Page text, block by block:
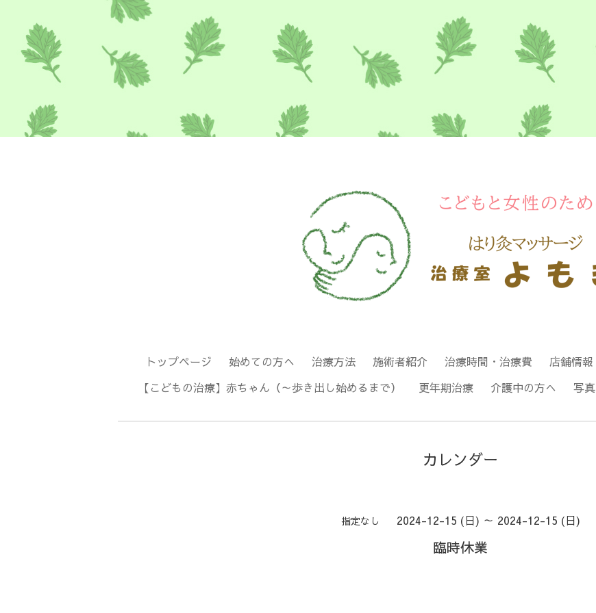
トップページ 始めての方へ 治療方法 施術者紹介 治療時間・治療費 店舗情報
【こどもの治療】赤ちゃん（～歩き出し始めるまで）
更年期治療 介護中の方へ 写真
カレンダー
指定なし 2024-12-15 (日) ～ 2024-12-15 (日)
臨時休業